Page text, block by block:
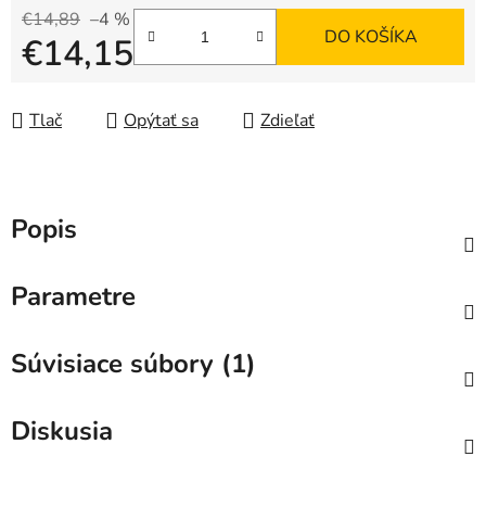
€14,89 –4 %
€14,15 DO KOŠÍKA
Tlač Opýtať sa Zdieľať
Popis
Parametre
Súvisiace súbory (1)
Diskusia